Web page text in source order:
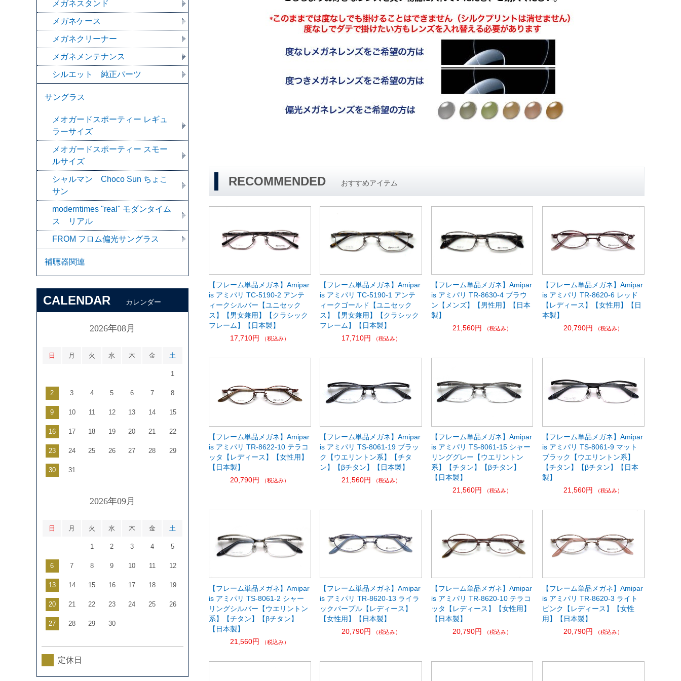
RECOMMENDED おすすめアイテム
【フレーム単品メガネ】Amipar
is アミパリ TC-5190-2 アンテ
ィークシルバー【ユニセック
ス】【男女兼用】【クラシック
フレーム】【日本製】
17,710円
（税込み）
【フレーム単品メガネ】Amipar
is アミパリ TC-5190-1 アンテ
ィークゴールド【ユニセック
ス】【男女兼用】【クラシック
フレーム】【日本製】
17,710円
（税込み）
【フレーム単品メガネ】Amipar
is アミパリ TR-8630-4 ブラウ
ン【メンズ】【男性用】【日本
製】
21,560円
（税込み）
【フレーム単品メガネ】Amipar
is アミパリ TR-8620-6 レッド
【レディース】【女性用】【日
本製】
20,790円
（税込み）
【フレーム単品メガネ】Amipar
is アミパリ TR-8622-10 テラコ
ッタ【レディース】【女性用】
【日本製】
20,790円
（税込み）
【フレーム単品メガネ】Amipar
is アミパリ TS-8061-19 ブラッ
ク【ウエリントン系】【チタ
ン】【βチタン】【日本製】
21,560円
（税込み）
【フレーム単品メガネ】Amipar
is アミパリ TS-8061-15 シャー
リンググレー【ウエリントン
系】【チタン】【βチタン】
【日本製】
21,560円
（税込み）
【フレーム単品メガネ】Amipar
is アミパリ TS-8061-9 マット
ブラック【ウエリントン系】
【チタン】【βチタン】【日本
製】
21,560円
（税込み）
【フレーム単品メガネ】Amipar
is アミパリ TS-8061-2 シャー
リングシルバー【ウエリントン
系】【チタン】【βチタン】
【日本製】
21,560円
（税込み）
【フレーム単品メガネ】Amipar
is アミパリ TR-8620-13 ライラ
ックパープル【レディース】
【女性用】【日本製】
20,790円
（税込み）
【フレーム単品メガネ】Amipar
is アミパリ TR-8620-10 テラコ
ッタ【レディース】【女性用】
【日本製】
20,790円
（税込み）
【フレーム単品メガネ】Amipar
is アミパリ TR-8620-3 ライト
ピンク【レディース】【女性
用】【日本製】
20,790円
（税込み）
メガネスタンド
メガネケース
メガネクリーナー
メガネメンテナンス
シルエット 純正パーツ
サングラス
メオガードスポーティー レギュ
ラーサイズ
メオガードスポーティー スモー
ルサイズ
シャルマン Choco Sun ちょこ
サン
moderntimes "real" モダンタイム
ス リアル
FROM フロム偏光サングラス
補聴器関連
CALENDAR カレンダー
2026年08月
日 月 火 水 木 金 土
1
2 3 4 5 6 7 8
9 10 11 12 13 14 15
16 17 18 19 20 21 22
23 24 25 26 27 28 29
30 31
2026年09月
日 月 火 水 木 金 土
1 2 3 4 5
6 7 8 9 10 11 12
13 14 15 16 17 18 19
20 21 22 23 24 25 26
27 28 29 30
定休日